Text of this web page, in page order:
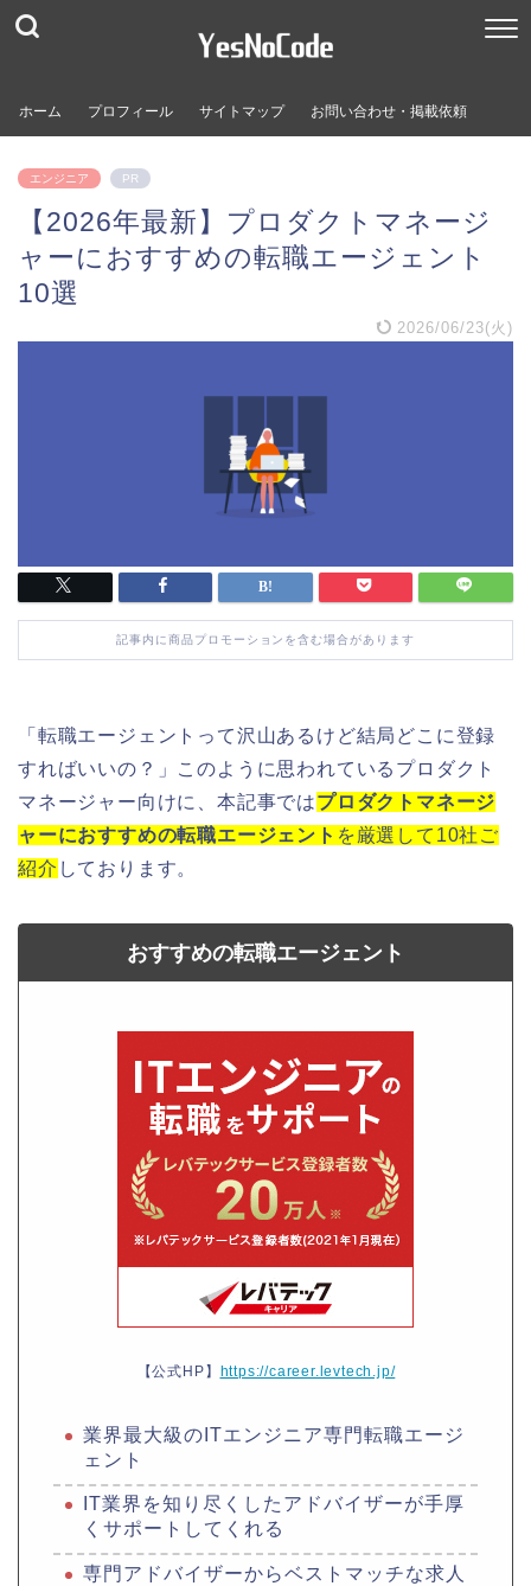
ホーム プロフィール サイトマップ お問い合わせ・掲載依頼
エンジニア PR
【2026年最新】プロダクトマネージ
ャーにおすすめの転職エージェント
10選
2026/06/23(火)
記事内に商品プロモーションを含む場合があります
「転職エージェントって沢山あるけど結局どこに登録
すればいいの？」このように思われているプロダクト
マネージャー向けに、本記事ではプロダクトマネージ
ャーにおすすめの転職エージェント を厳選して10社ご
紹介 しております。
おすすめの転職エージェント
【公式HP】 https://career.levtech.jp/
業界最大級のITエンジニア専門転職エージ
ェント
IT業界を知り尽くしたアドバイザーが手厚
くサポートしてくれる
専門アドバイザーからベストマッチな求人